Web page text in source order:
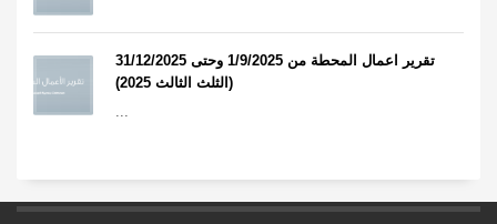
تقرير اعمال المحطة من 1/9/2025 وحتى 31/12/2025
(الثلث الثالث 2025)
...